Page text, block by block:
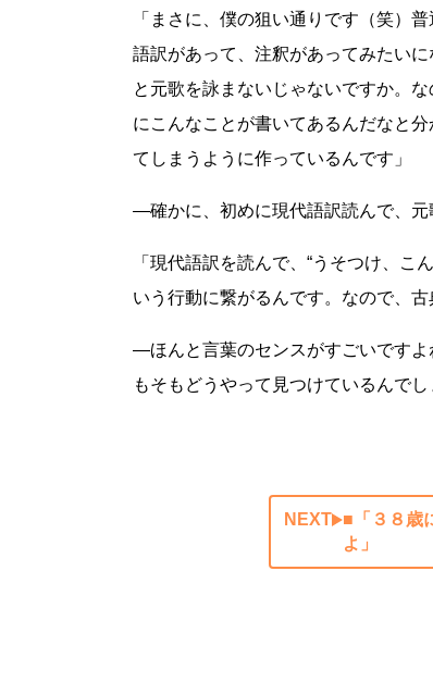
「まさに、僕の狙い通りです（笑）
語訳があって、注釈があってみたい
と元歌を詠まないじゃないですか。
にこんなことが書いてあるんだなと
てしまうように作っているんです」
―確かに、初めに現代語訳読んで、元
「現代語訳を読んで、“うそつけ、こ
いう行動に繋がるんです。なので、
―ほんと言葉のセンスがすごいです
もそもどうやって見つけているんでし
NEXT
■「３８歳
よ」